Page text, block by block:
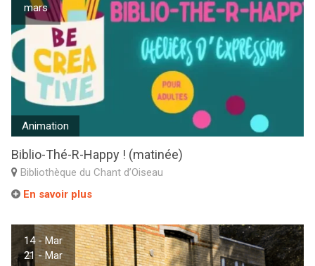
mars
Animation
Biblio-Thé-R-Happy ! (matinée)
Bibliothèque du Chant d’Oiseau
En savoir plus
14 - Mar
21 - Mar